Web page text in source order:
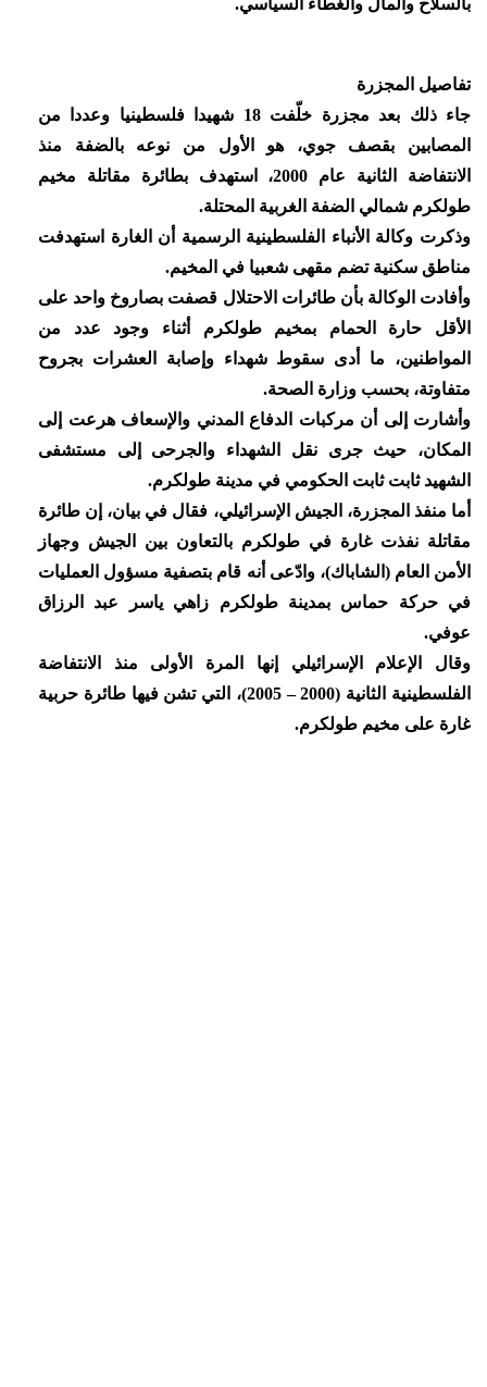
تفاصيل المجزرة
جاء ذلك بعد مجزرة خلّفت 18 شهيدا فلسطينيا وعددا من
المصابين بقصف جوي، هو الأول من نوعه بالضفة منذ
الانتفاضة الثانية عام 2000، استهدف بطائرة مقاتلة مخيم
طولكرم شمالي الضفة الغربية المحتلة.
وذكرت وكالة الأنباء الفلسطينية الرسمية أن الغارة استهدفت
مناطق سكنية تضم مقهى شعبيا في المخيم.
وأفادت الوكالة بأن طائرات الاحتلال قصفت بصاروخ واحد على
الأقل حارة الحمام بمخيم طولكرم أثناء وجود عدد من
المواطنين، ما أدى سقوط شهداء وإصابة العشرات بجروح
متفاوتة، بحسب وزارة الصحة.
وأشارت إلى أن مركبات الدفاع المدني والإسعاف هرعت إلى
المكان، حيث جرى نقل الشهداء والجرحى إلى مستشفى
الشهيد ثابت ثابت الحكومي في مدينة طولكرم.
أما منفذ المجزرة، الجيش الإسرائيلي، فقال في بيان، إن طائرة
مقاتلة نفذت غارة في طولكرم بالتعاون بين الجيش وجهاز
الأمن العام (الشاباك)، وادّعى أنه قام بتصفية مسؤول العمليات
في حركة حماس بمدينة طولكرم زاهي ياسر عبد الرزاق
عوفي.
وقال الإعلام الإسرائيلي إنها المرة الأولى منذ الانتفاضة
الفلسطينية الثانية (2000 – 2005)، التي تشن فيها طائرة حربية
غارة على مخيم طولكرم.